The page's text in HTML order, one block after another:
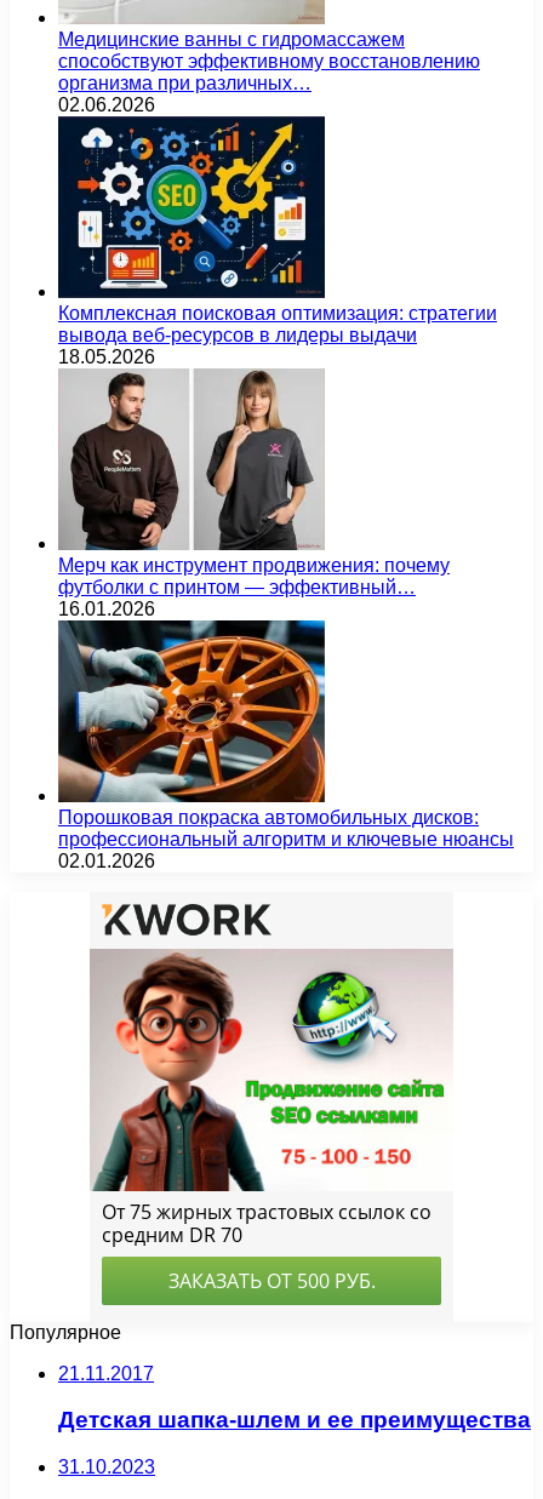
Медицинские ванны с гидромассажем
способствуют эффективному восстановлению
организма при различных…
02.06.2026
Комплексная поисковая оптимизация: стратегии
вывода веб-ресурсов в лидеры выдачи
18.05.2026
Мерч как инструмент продвижения: почему
футболки с принтом — эффективный…
16.01.2026
Порошковая покраска автомобильных дисков:
профессиональный алгоритм и ключевые нюансы
02.01.2026
Популярное
21.11.2017
Детская шапка-шлем и ее преимущества
31.10.2023